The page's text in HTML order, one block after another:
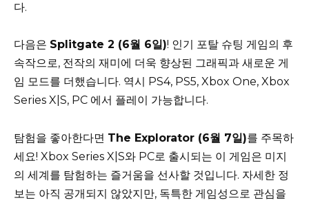
다.
다음은 Splitgate 2 (6월 6일)! 인기 포탈 슈팅 게임의 후
속작으로, 전작의 재미에 더욱 향상된 그래픽과 새로운 게
임 모드를 더했습니다. 역시 PS4, PS5, Xbox One, Xbox
Series X|S, PC 에서 플레이 가능합니다.
탐험을 좋아한다면 The Explorator (6월 7일)를 주목하
세요! Xbox Series X|S와 PC로 출시되는 이 게임은 미지
의 세계를 탐험하는 즐거움을 선사할 것입니다. 자세한 정
보는 아직 공개되지 않았지만, 독특한 게임성으로 관심을